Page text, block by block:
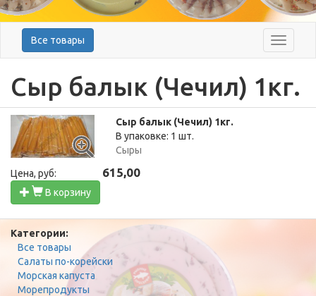
Меню
Все товары
Сыр балык (Чечил) 1кг.
Сыр балык (Чечил) 1кг.
В упаковке: 1 шт.
Сыры
Цена, руб: 615,00
В корзину
Категории:
Все товары
Салаты по-корейски
Морская капуста
Морепродукты